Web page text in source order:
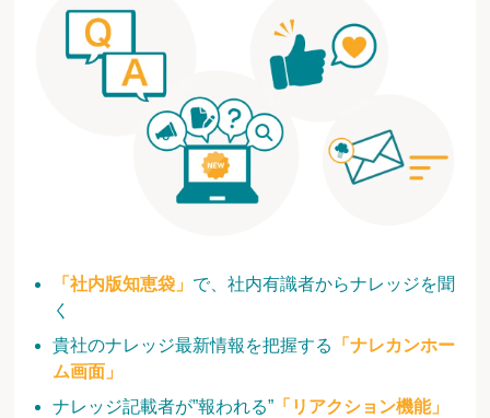
「社内版知恵袋」 で、社内有識者からナレッジを聞
く
貴社のナレッジ最新情報を把握する
「ナレカンホー
ム画面」
ナレッジ記載者が”報われる” 「リアクション機能」